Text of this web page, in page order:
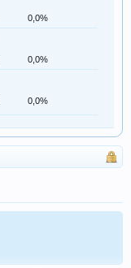
0,0%
0,0%
0,0%